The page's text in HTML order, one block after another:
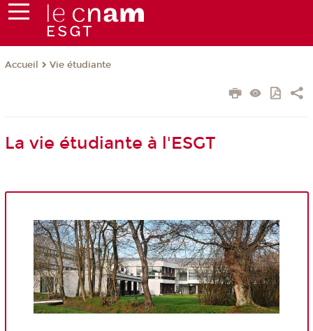
Accueil Vie étudiante
La vie étudiante à l'ESGT